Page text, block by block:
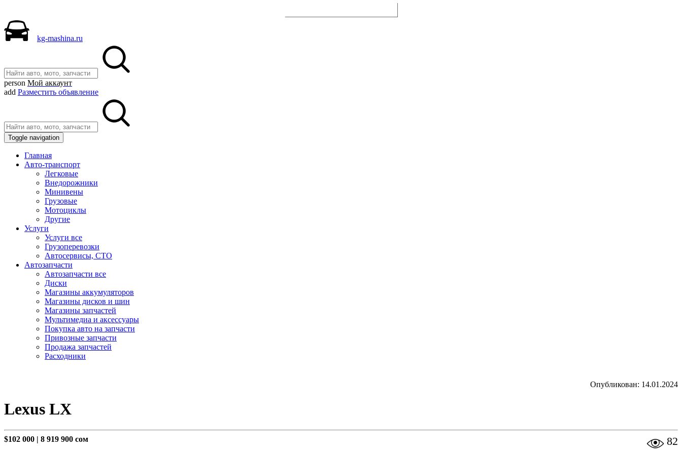
kg-mashina.ru
person Мой аккаунт
add Разместить объявление
Toggle navigation
Главная
Авто-транспорт
Легковые
Внедорожники
Минивены
Грузовые
Мотоциклы
Другие
Услуги
Услуги все
Грузоперевозки
Автосервисы, СТО
Автозапчасти
Автозапчасти все
Диски
Магазины аккумуляторов
Магазины дисков и шин
Магазины запчастей
Мультимедиа и аксессуары
Покупка авто на запчасти
Привозные запчасти
Продажа запчастей
Расходники
Опубликован: 14.01.2024
Lexus LX
$102 000 | 8 919 900 сом 82